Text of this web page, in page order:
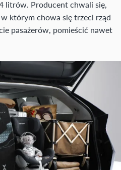
litrów. Producent chwali się,
którym chowa się trzeci rząd
pasażerów, pomieścić nawet